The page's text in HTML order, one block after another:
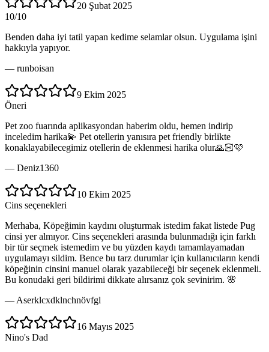
20 Şubat 2025
10/10
Benden daha iyi tatil yapan kedime selamlar olsun. Uygulama işini
hakkıyla yapıyor.
— runboisan
9 Ekim 2025
Öneri
Pet zoo fuarında aplikasyondan haberim oldu, hemen indirip
inceledim harika💫 Pet otellerin yanısıra pet friendly birlikte
konaklayabilecegimiz otellerin de eklenmesi harika olur🙏🏻🩷
— Deniz1360
10 Ekim 2025
Cins seçenekleri
Merhaba, Köpeğimin kaydını oluşturmak istedim fakat listede Pug
cinsi yer almıyor. Cins seçenekleri arasında bulunmadığı için farklı
bir tür seçmek istemedim ve bu yüzden kaydı tamamlayamadan
uygulamayı sildim. Bence bu tarz durumlar için kullanıcıların kendi
köpeğinin cinsini manuel olarak yazabileceği bir seçenek eklenmeli.
Bu konudaki geri bildirimi dikkate alırsanız çok sevinirim. 🌸
— Aserklcxdklnchnövfgl
16 Mayıs 2025
Nino's Dad